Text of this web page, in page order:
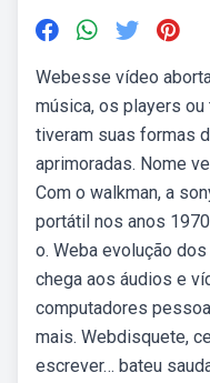
Webesse vídeo
música, os players
tiveram suas formas
aprimoradas. Nome
Com o walkman, a
portátil nos anos
o. Weba evolução
chega aos áudios e
computadores
mais. Webdisquete,
escrever… bateu